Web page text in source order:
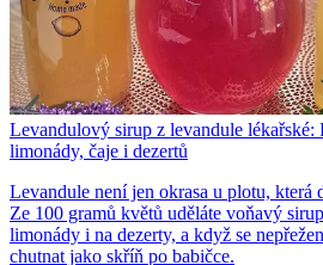
Levandulový sirup z levandule lékařské:
limonády, čaje i dezertů
Levandule není jen okrasa u plotu, která
Ze 100 gramů květů uděláte voňavý
limonády i na dezerty, a když se
chutnat jako skříň po babičce.